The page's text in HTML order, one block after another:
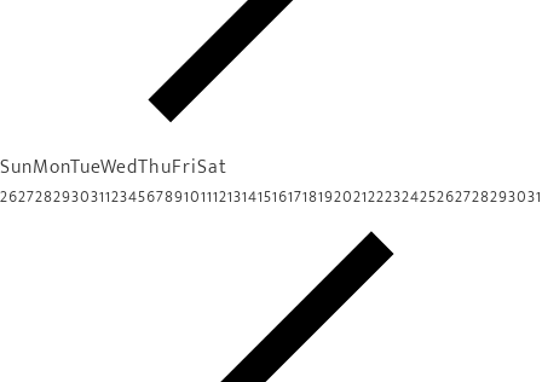
SunMonTueWedThuFriSat
26272829303112345678910111213141516171819202122232425262728293031